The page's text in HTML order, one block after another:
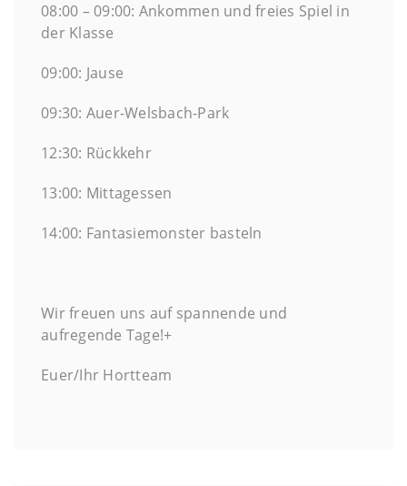
08:00 – 09:00: Ankommen und freies Spiel in
der Klasse
09:00: Jause
09:30: Auer-Welsbach-Park
12:30: Rückkehr
13:00: Mittagessen
14:00: Fantasiemonster basteln
Wir freuen uns auf spannende und
aufregende Tage!+
Euer/Ihr Hortteam